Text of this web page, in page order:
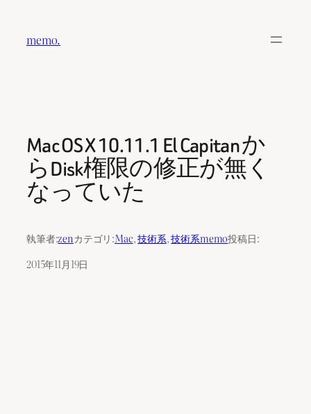
memo.
Mac OS X 10.11.1 El Capitan か
らDisk権限の修正が無く
なっていた
執筆者:zenカテゴリ:Mac, 技術系, 技術系memo投稿日:
2015年11月19日